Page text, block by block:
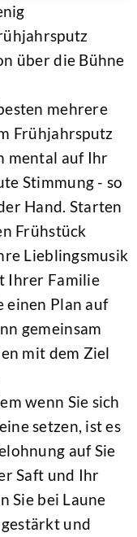
über die Bühne
mehrere
Frühjahrsputz
mental auf Ihr
Stimmung - so
Hand. Starten
Frühstück
Lieblingsmusik
Ihrer Familie
einen Plan auf
gemeinsam
mit dem Ziel
wenn Sie sich
setzen, ist es
auf Sie
Saft und Ihr
Sie bei Laune
und